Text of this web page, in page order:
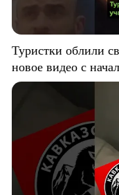
Туристки облили
новое видео с